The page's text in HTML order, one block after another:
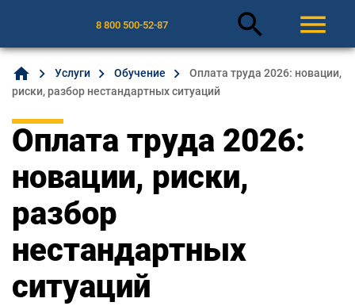
8 800 500-52-87 search menu
home Услуги Обучение
Оплата труда 2026: новации,
риски, разбор нестандартных ситуаций
Оплата труда 2026:
новации, риски,
разбор
нестандартных
ситуаций